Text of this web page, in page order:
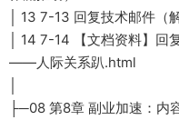
│ 13 7-13 回复技术邮件（
│ 14 7-14 【文档资料】回
——人际关系趴.html
├─08 第8章 副业加速：内